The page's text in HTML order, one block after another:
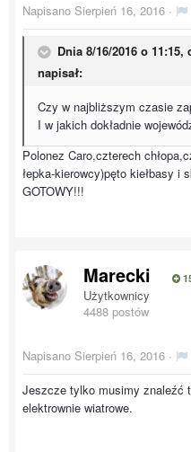
Napisano Sierpień 16, 2016 ·
Dnia 8/16/2016 o
napisał:
Czy w najbliższym czasie
I w jakich dokładnie
Polonez Caro,czterech
łepka-kierowcy)pęto kiełbasy i
GOTOWY!!!
Marecki
Użytkownicy
4488 postów
Napisano Sierpień 16, 2016 ·
Jeszcze tylko musimy znaleźć
elektrownie wiatrowe.